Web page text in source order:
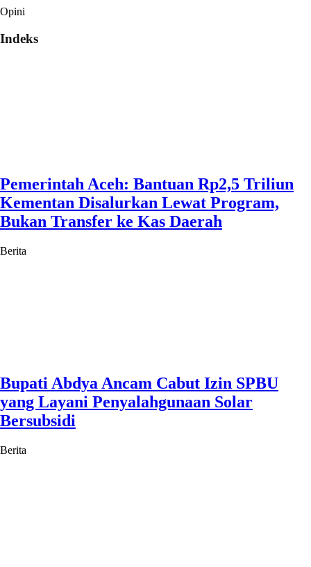
Opini
Indeks
Pemerintah Aceh: Bantuan Rp2,5 Triliun
Kementan Disalurkan Lewat Program,
Bukan Transfer ke Kas Daerah
Berita
Bupati Abdya Ancam Cabut Izin SPBU
yang Layani Penyalahgunaan Solar
Bersubsidi
Berita